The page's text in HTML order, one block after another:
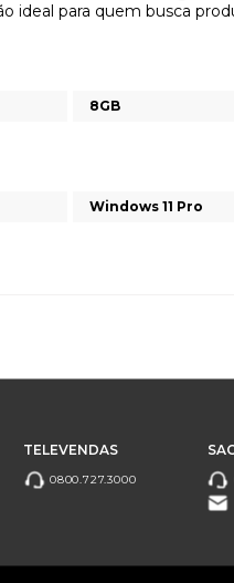
ideal para quem busca
8GB
Windows 11 Pro
TELEVENDAS
0800.727.3000